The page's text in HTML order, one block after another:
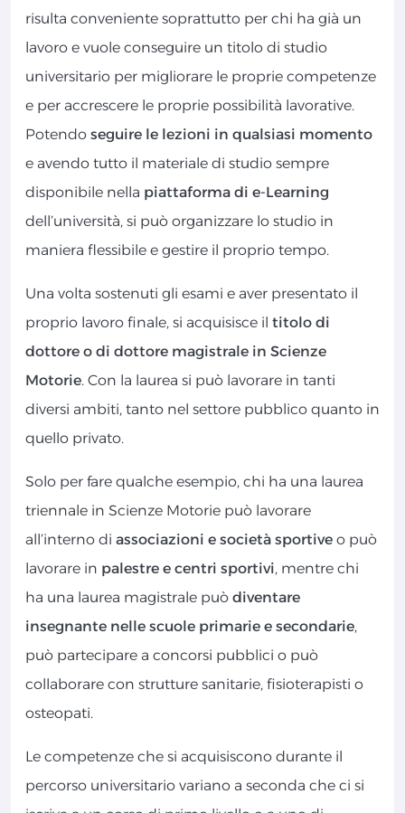
risulta conveniente soprattutto per chi ha già un
lavoro e vuole conseguire un titolo di studio
universitario per migliorare le proprie competenze
e per accrescere le proprie possibilità lavorative.
Potendo seguire le lezioni in qualsiasi momento
e avendo tutto il materiale di studio sempre
disponibile nella piattaforma di e-Learning
dell’università, si può organizzare lo studio in
maniera flessibile e gestire il proprio tempo.
Una volta sostenuti gli esami e aver presentato il
proprio lavoro finale, si acquisisce il titolo di
dottore o di dottore magistrale in Scienze
Motorie. Con la laurea si può lavorare in tanti
diversi ambiti, tanto nel settore pubblico quanto in
quello privato.
Solo per fare qualche esempio, chi ha una laurea
triennale in Scienze Motorie può lavorare
all’interno di associazioni e società sportive o può
lavorare in palestre e centri sportivi, mentre chi
ha una laurea magistrale può diventare
insegnante nelle scuole primarie e secondarie,
può partecipare a concorsi pubblici o può
collaborare con strutture sanitarie, fisioterapisti o
osteopati.
Le competenze che si acquisiscono durante il
percorso universitario variano a seconda che ci si